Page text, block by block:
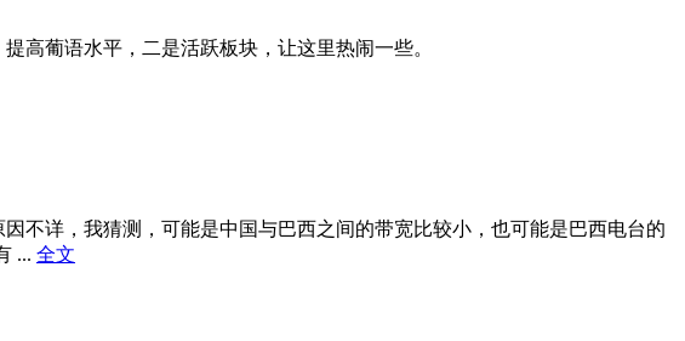
高葡语水平，二是活跃板块，让这里热闹一些。
不详，我猜测，可能是中国与巴西之间的带宽比较小，也可能是巴西电台的
... 全文